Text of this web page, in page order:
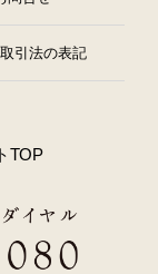
引法の表記
TOP